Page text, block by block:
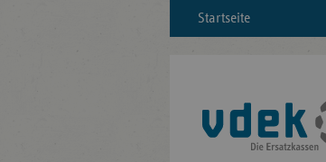
Startseite